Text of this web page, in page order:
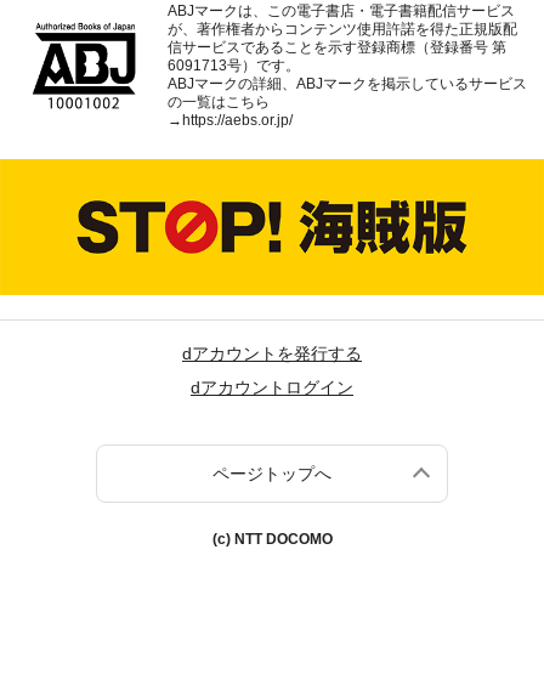
ABJマークは、この電子書店・電子書籍配信サービス
が、著作権者からコンテンツ使用許諾を得た正規版配
信サービスであることを示す登録商標（登録番号 第
6091713号）です。
ABJマークの詳細、ABJマークを掲示しているサービス
の一覧はこちら
→https://aebs.or.jp/
dアカウントを発行する
dアカウントログイン
ページトップへ
(c) NTT DOCOMO